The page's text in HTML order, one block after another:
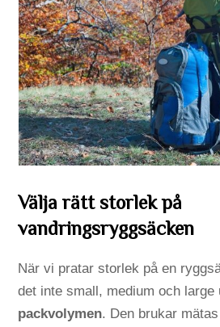
Välja rätt storlek på
vandringsryggsäcken
När vi pratar storlek på en
det inte small, medium och large
packvolymen. Den brukar